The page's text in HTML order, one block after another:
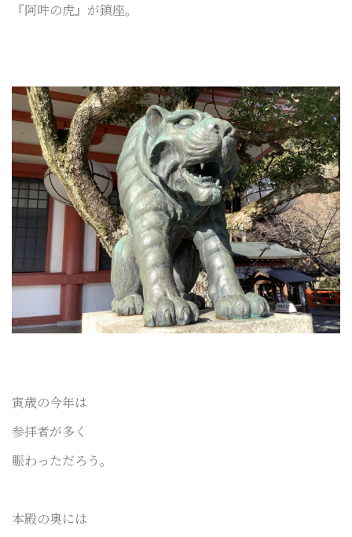
『阿吽の虎』が鎮座。
寅歳の今年は
参拝者が多く
賑わっただろう。
本殿の奥には